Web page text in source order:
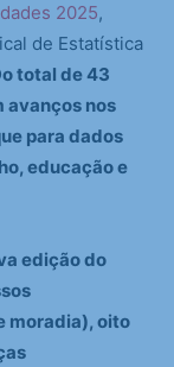
2025,
de Estatística
total de 43
avanços nos
para dados
educação e
edição do
moradia), oito